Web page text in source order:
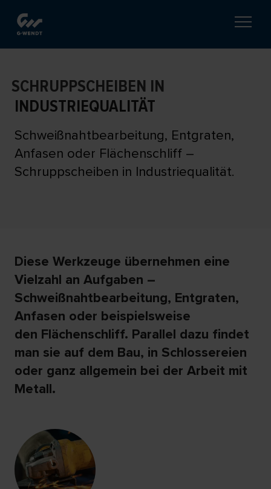
SCHRUPPSCHEIBEN IN
INDUSTRIEQUALITÄT
Schweißnahtbearbeitung, Entgraten,
Anfasen oder Flächenschliff –
Schruppscheiben in Industriequalität.
Diese Werkzeuge übernehmen eine
Vielzahl an Aufgaben –
Schweißnahtbearbeitung, Entgraten,
Anfasen oder beispielsweise
den Flächenschliff. Parallel dazu findet
man sie auf dem Bau, in Schlossereien
oder ganz allgemein bei der Arbeit mit
Metall.